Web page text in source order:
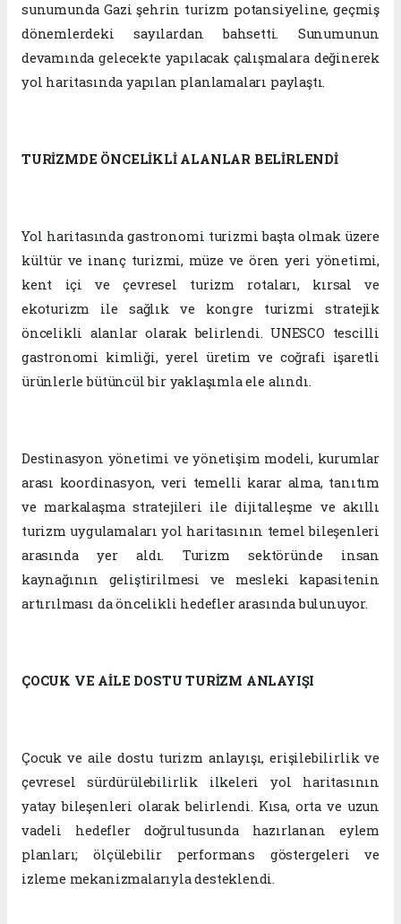
sunumunda Gazi şehrin turizm potansiyeline, geçmiş
dönemlerdeki sayılardan bahsetti. Sunumunun
devamında gelecekte yapılacak çalışmalara değinerek
yol haritasında yapılan planlamaları paylaştı.
TURİZMDE ÖNCELİKLİ ALANLAR BELİRLENDİ
Yol haritasında gastronomi turizmi başta olmak üzere
kültür ve inanç turizmi, müze ve ören yeri yönetimi,
kent içi ve çevresel turizm rotaları, kırsal ve
ekoturizm ile sağlık ve kongre turizmi stratejik
öncelikli alanlar olarak belirlendi. UNESCO tescilli
gastronomi kimliği, yerel üretim ve coğrafi işaretli
ürünlerle bütüncül bir yaklaşımla ele alındı.
Destinasyon yönetimi ve yönetişim modeli, kurumlar
arası koordinasyon, veri temelli karar alma, tanıtım
ve markalaşma stratejileri ile dijitalleşme ve akıllı
turizm uygulamaları yol haritasının temel bileşenleri
arasında yer aldı. Turizm sektöründe insan
kaynağının geliştirilmesi ve mesleki kapasitenin
artırılması da öncelikli hedefler arasında bulunuyor.
ÇOCUK VE AİLE DOSTU TURİZM ANLAYIŞI
Çocuk ve aile dostu turizm anlayışı, erişilebilirlik ve
çevresel sürdürülebilirlik ilkeleri yol haritasının
yatay bileşenleri olarak belirlendi. Kısa, orta ve uzun
vadeli hedefler doğrultusunda hazırlanan eylem
planları; ölçülebilir performans göstergeleri ve
izleme mekanizmalarıyla desteklendi.